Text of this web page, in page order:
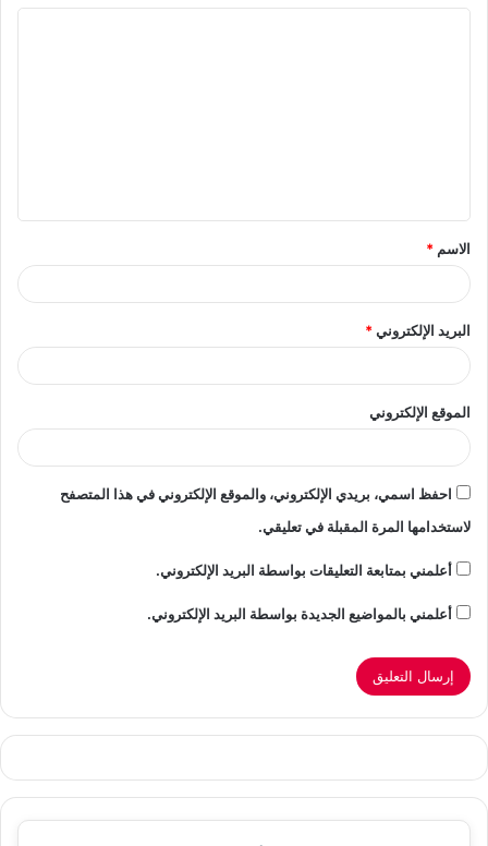
ق
*
الاسم *
البريد الإلكتروني*
الموقع الإلكتروني
احفظ اسمي، بريدي الإلكتروني، والموقع الإلكتروني في هذا المتصفح
لاستخدامها المرة المقبلة في تعليقي.
أعلمني بمتابعة التعليقات بواسطة البريد الإلكتروني.
أعلمني بالمواضيع الجديدة بواسطة البريد الإلكتروني.